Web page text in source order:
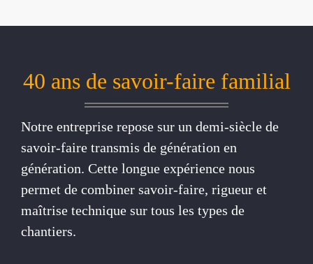
40 ans de savoir-faire familial
Notre entreprise repose sur un demi-siècle de
savoir-faire transmis de génération en
génération. Cette longue expérience nous
permet de combiner savoir-faire, rigueur et
maîtrise technique sur tous les types de
chantiers.